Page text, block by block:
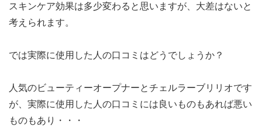
スキンケア効果は多少変わると思いますが、大差はないと
考えられます。
では実際に使用した人の口コミはどうでしょうか？
人気のビューティーオープナーとチェルラーブリリオです
が、実際に使用した人の口コミには良いものもあれば悪い
ものもあり・・・